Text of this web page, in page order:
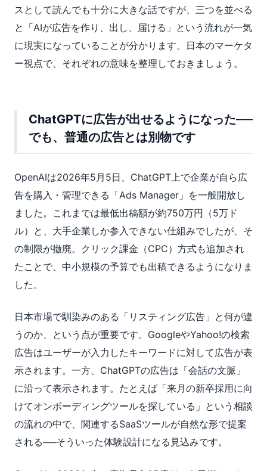
スとして読んでも十分に大きな話ですが、三つを並べる
と「AIが広告を作り、出し、届ける」という流れが一気
に現実になっていることが分かります。日本のマーケタ
ー視点で、それぞれの意味を整理しておきましょう。
ChatGPTに広告が出せるようになった──
でも、普通の広告とは別物です
OpenAIは2026年5月5日、ChatGPT上で企業が自ら広
告を購入・管理できる「Ads Manager」を一般開放し
ました。これまでは最低出稿額が約750万円（5万ド
ル）と、大手企業しか参入できない仕組みでしたが、そ
の制限が撤廃。クリック課金（CPC）方式も追加され
たことで、中小規模の予算でも出稿できるようになりま
した。
日本市場で馴染みのある「リスティング広告」と何が違
うのか、という点が重要です。GoogleやYahoo!の検索
広告はユーザーが入力したキーワードに対して広告が表
示されます。一方、ChatGPTの広告は「会話の文脈」
に沿って表示されます。たとえば「来月の新卒採用に向
けてオンボーディングツールを探している」という相談
の流れの中で、関連するSaaSツールが自然な形で提案
される──そういった体験設計になる見込みです。